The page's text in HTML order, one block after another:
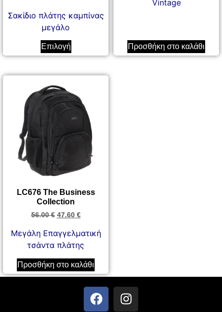
Σακίδιο πλάτης καμπίνας
μεγάλο
Επιλογή
Vintage
Προσθήκη στο καλάθι
LC676 The Business
Collection
56.00€ 47.60 €
Μεγάλη Επαγγελματική
τσάντα πλάτης
Προσθήκη στο καλάθι